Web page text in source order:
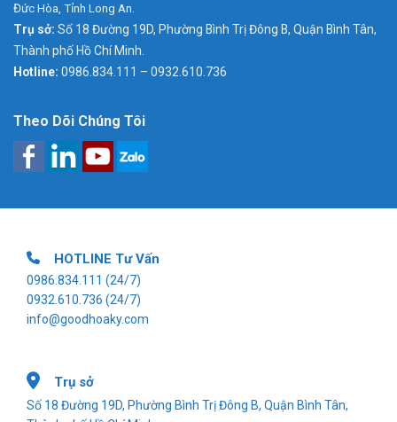
Đức Hòa, Tỉnh Long An.
Trụ sở: Số 18 Đường 19D, Phường Bình Trị Đông B, Quận Bình Tân,
Thành phố Hồ Chí Minh.
Hotline: 0986.834.111 – 0932.610.736
Theo Dõi Chúng Tôi
HOTLINE Tư Vấn
0986.834.111 (24/7)
0932.610.736 (24/7)
info@goodhoaky.com
Trụ sở
Số 18 Đường 19D, Phường Bình Trị Đông B, Quận Bình Tân,